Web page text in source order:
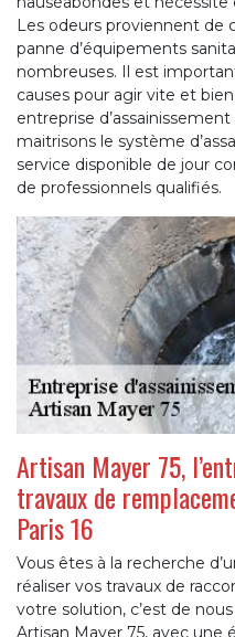
Les odeurs proviennent de
panne d’équipements
nombreuses. Il est
causes pour agir vite et
entreprise
maitrisons le système
service disponible de jour
de professionnels qualifiés.
Artisan Mayer 75,
travaux de
Paris 16
Vous êtes à la recherche
réaliser vos travaux de
votre solution, c’est de
Artisan Mayer 75, avec une